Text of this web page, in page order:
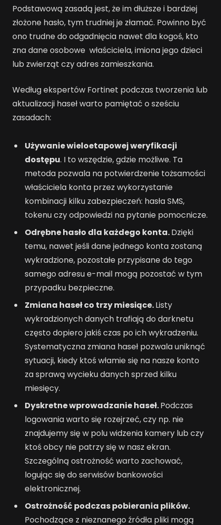
Podstawową zasadą jest, że im dłuższe i bardziej
złożone hasło, tym trudniej je złamać. Powinno być
ono trudne do odgadnięcia nawet dla kogoś, kto
zna dane osobowe właściciela, imiona jego dzieci
lub zwierząt czy adres zamieszkania.
Według ekspertów Fortinet podczas tworzenia lub
aktualizacji haseł warto pamiętać o sześciu
zasadach:
Używanie wieloetapowej weryfikacji
dostępu. I to wszędzie, gdzie możliwe. Ta
metoda pozwala na potwierdzenie tożsamości
właściciela konta przez wykorzystanie
kombinacji kilku zabezpieczeń: hasła SMS,
tokenu czy odpowiedzi na pytanie pomocnicze.
Odrębne hasło dla każdego konta.Dzięki
temu, nawet jeśli dane jednego konta zostaną
wykradzione, pozostałe przypisane do tego
samego adresu e-mail mogą pozostać w tym
przypadku bezpieczne.
Zmiana haseł co trzy miesiące.Listy
wykradzionych danych trafiają do darknetu
często dopiero jakiś czas po ich wykradzeniu.
Systematyczna zmiana haseł pozwala uniknąć
sytuacji, kiedy ktoś włamie się na nasze konto
za sprawą wycieku danych sprzed kilku
miesięcy.
Dyskretne wprowadzanie haseł.Podczas
logowania warto się rozejrzeć, czy np. nie
znajdujemy się w polu widzenia kamery lub czy
ktoś obcy nie patrzy się w nasz ekran.
Szczególną ostrożność warto zachować,
logując się do serwisów bankowości
elektronicznej.
Ostrożność podczas pobierania plików.
Pochodzące z nieznanego źródła pliki mogą